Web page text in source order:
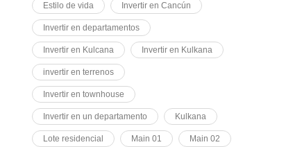
Estilo de vida Invertir en Cancún
Invertir en departamentos
Invertir en Kulcana Invertir en Kulkana
invertir en terrenos
Invertir en townhouse
Invertir en un departamento Kulkana
Lote residencial Main 01 Main 02